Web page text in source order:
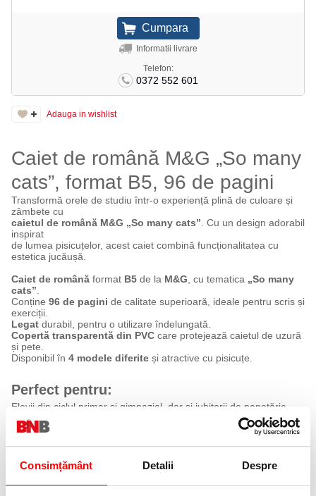
Consimțământ Detalii Despre
Informatii livrare
Telefon:
0372 552 601
Adauga in wishlist
Caiet de română M&G „So many
cats”, format B5, 96 de pagini
Transformă orele de studiu într-o experiență plină de culoare și
zâmbete cu
caietul de română M&G „So many cats” . Cu un design adorabil
inspirat
de lumea pisicuțelor, acest caiet combină funcționalitatea cu
estetica jucăușă.
Caiet de românăformat B5de la M&G , cu tematica „So many
cats”
Conține 96 de pagini de calitate superioară, ideale pentru scris și
exerciții.
Legatdurabil, pentru o utilizare îndelungată.
Copertă transparentă din PVCcare protejează caietul de uzură
și pete.
Disponibil în 4 modele diferiteși atractive cu pisicuțe.
Perfect pentru:
Elevii din ciclul primar și gimnazial, dar și iubitorii de papetărie
care apreciază
produsele cu design drăguț și calitate superioară. Ideal pentru
Specificații tehnice